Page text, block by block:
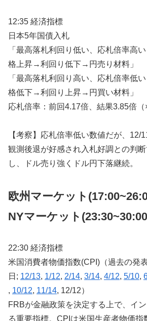
12:35 経済指標
日本5年国債入札
「最高落札利回り低い、応札倍率高
格上昇→利回り低下→円売り材料」
「最高落札利回り高い、応札倍率低
格低下→利回り上昇→円買い材料」
応札倍率：前回4.17倍、結果3.85倍（×
【考察】応札倍率低い数値だが、12/
観測後退が好感され入札好調との判
し、ドル売り強くドル円下落継続。
欧州マーケット
NYマーケット
22:30 経済指標
米国消費者物価指数(CPI)（過去の発
日; 12/13, 1/12, 2/14, 3/14, 4/12, 5/10,
, 10/12, 11/14, 12/12）
FRBが金融政策を決定する上で、イ
る重要指標。CPIは米国生産者物価指